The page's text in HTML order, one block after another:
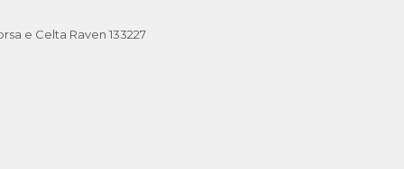
e Celta Raven 133227